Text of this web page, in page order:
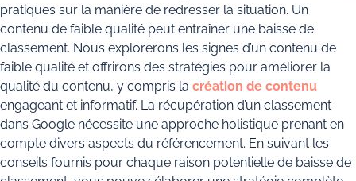
pratiques sur la manière de redresser la situation. Un
contenu de faible qualité peut entraîner une baisse de
classement. Nous explorerons les signes d’un contenu de
faible qualité et offrirons des stratégies pour améliorer la
qualité du contenu, y compris la création de contenu
engageant et informatif. La récupération d’un classement
dans Google nécessite une approche holistique prenant en
compte divers aspects du référencement. En suivant les
conseils fournis pour chaque raison potentielle de baisse de